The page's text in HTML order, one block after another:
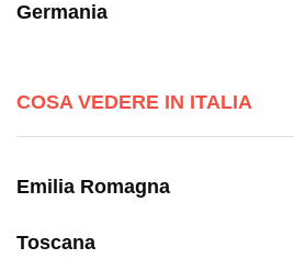
Germania
COSA VEDERE IN ITALIA
Emilia Romagna
Toscana